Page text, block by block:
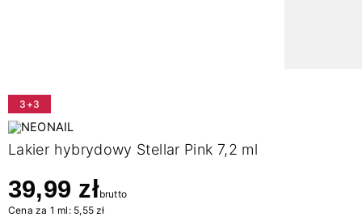
3+3
Lakier hybrydowy Stellar Pink 7,2 ml
39,99 złbrutto
Cena za 1 ml: 5,55 zł